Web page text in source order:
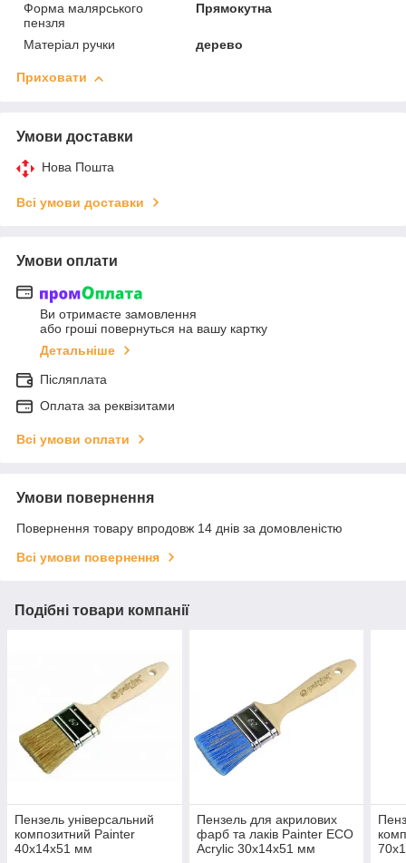
Форма малярського
пензля
Прямокутна
Матеріал ручки дерево
Приховати
Умови доставки
Нова Пошта
Всі умови доставки
Умови оплати
Ви отримаєте замовлення
або гроші повернуться на вашу картку
Детальніше
Післяплата
Оплата за реквізитами
Всі умови оплати
Умови повернення
Повернення товару впродовж 14 днів за домовленістю
Всі умови повернення
Подібні товари компанії
Пензель універсальний
композитний Painter
40х14х51 мм
Пензель для акрилових
фарб та лаків Painter ECO
Acrylic 30х14х51 мм